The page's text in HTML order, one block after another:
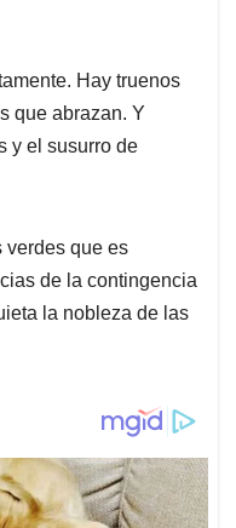
Hay truenos
que abrazan. Y
y el susurro de
verdes que es
de la contingencia
la nobleza de las